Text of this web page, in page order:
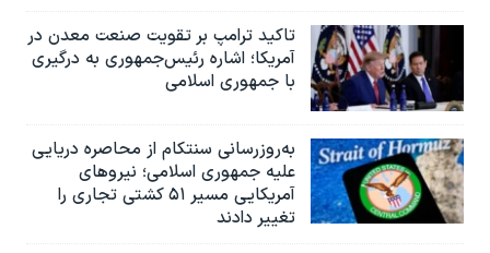
تاکید ترامپ بر تقویت صنعت معدن در
آمریکا؛ اشاره رئیس‌جمهوری به درگیری
با جمهوری اسلامی
به‌روزرسانی سنتکام از محاصره دریایی
علیه جمهوری اسلامی؛ نیروهای
آمریکایی مسیر ۵۱ کشتی تجاری را
تغییر دادند